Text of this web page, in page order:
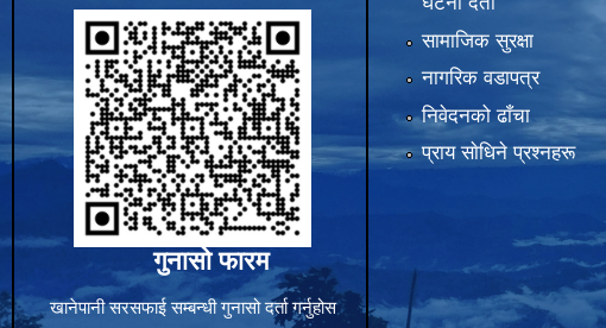
गुनासो फारम
खानेपानी सरसफाई सम्बन्धी गुनासो दर्ता गर्नुहोस
सामाजिक सुरक्षा
नागरिक वडापत्र
निवेदनको ढाँचा
प्राय साेधिने प्रश्नहरू